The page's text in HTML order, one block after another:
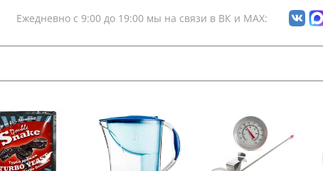
Ежедневно с 9:00 до 19:00 мы на связи в ВК и MAX: